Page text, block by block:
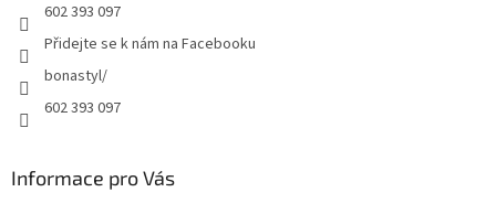
602 393 097
Přidejte se k nám na Facebooku
bonastyl/
602 393 097
Informace pro Vás